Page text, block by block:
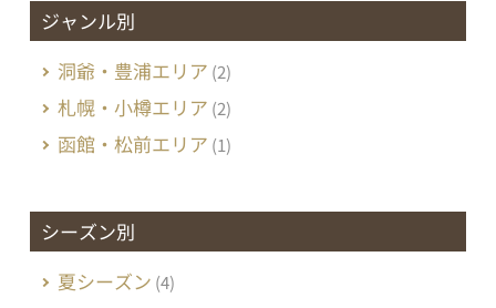
ジャンル別
洞爺・豊浦エリア (2)
札幌・小樽エリア (2)
函館・松前エリア (1)
シーズン別
夏シーズン (4)